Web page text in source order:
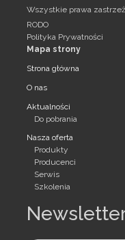
Wszystkie prawa
RODO
Polityka Prywatności
Mapa strony
Strona główna
O nas
Aktualności
Do pobrania
Nasza oferta
Produkty
Producenci
Serwis
Szkolenia